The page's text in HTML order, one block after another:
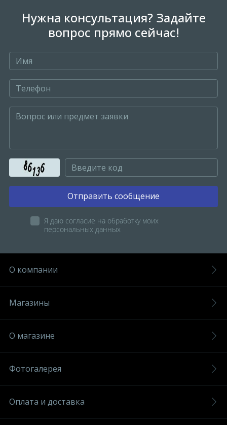
Нужна консультация? Задайте
вопрос прямо сейчас!
Отправить сообщение
Я даю согласие на обработку моих
персональных данных
О компании
Магазины
О магазине
Фотогалерея
Оплата и доставка